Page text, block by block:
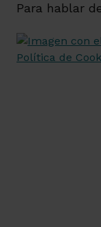
Para hablar